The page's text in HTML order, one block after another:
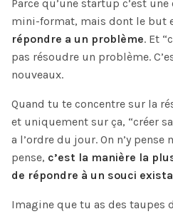
Parce qu’une startup c’est
mini-format, mais dont le but
répondre a un problème. Et
pas résoudre un problème.
nouveaux.
Quand tu te concentre sur la
et uniquement sur ça, “créer
a l’ordre du jour. On n’y pense
pense, c’est la manière la
de répondre à un souci
Imagine que tu as des taupes